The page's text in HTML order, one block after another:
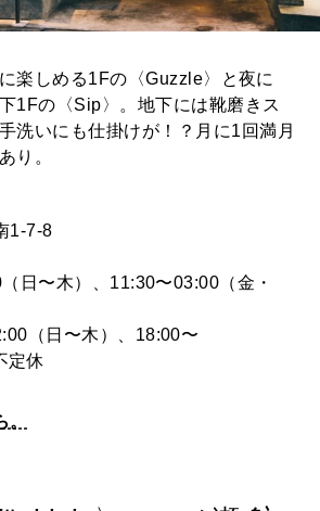
楽しめる1Fの〈Guzzle〉と夜に
1Fの〈Sip〉。地下には靴磨きス
洗いにも仕掛けが！？月に1回満月
り。
1-7-8
日〜木）、11:30〜03:00（金・
（日〜木）、18:00〜
定休